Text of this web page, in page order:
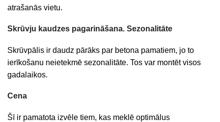
atrašanās vietu.
Skrūvju kaudzes pagarināšana. Sezonalitāte
Skrūvpālis ir daudz pārāks par betona pamatiem, jo to
ierīkošanu neietekmē sezonalitāte. Tos var montēt visos
gadalaikos.
Cena
Šī ir pamatota izvēle tiem, kas meklē optimālus